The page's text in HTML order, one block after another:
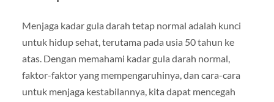
Menjaga kadar gula darah tetap normal adalah kunci
untuk hidup sehat, terutama pada usia 50 tahun ke
atas. Dengan memahami kadar gula darah normal,
faktor-faktor yang mempengaruhinya, dan cara-cara
untuk menjaga kestabilannya, kita dapat mencegah